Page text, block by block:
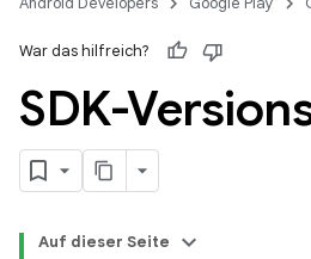
War das hilfreich?
SDK-
Auf dieser Seite